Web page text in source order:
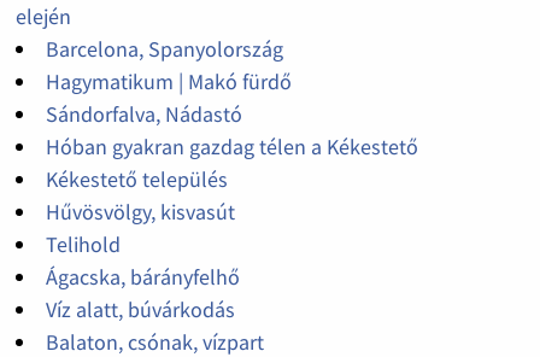
elején
Barcelona, Spanyolország
Hagymatikum | Makó fürdő
Sándorfalva, Nádastó
Hóban gyakran gazdag télen a Kékestető
Kékestető település
Hűvösvölgy, kisvasút
Telihold
Ágacska, bárányfelhő
Víz alatt, búvárkodás
Balaton, csónak, vízpart